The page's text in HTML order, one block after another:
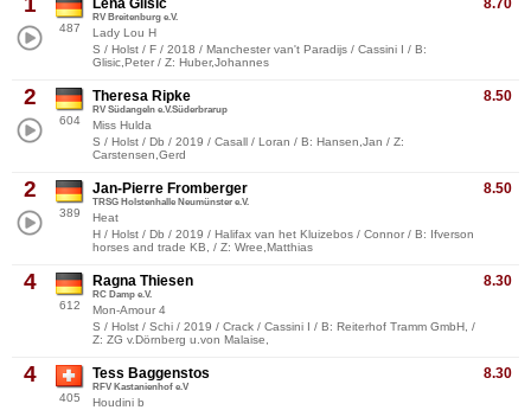
487
8.70
Lena Glisic
RV Breitenburg e.V.
Lady Lou H
S / Holst / F / 2018 / Manchester van't Paradijs / Cassini I / B:
Glisic,Peter / Z: Huber,Johannes
2
604
8.50
Theresa Ripke
RV Südangeln e.V.Süderbrarup
Miss Hulda
S / Holst / Db / 2019 / Casall / Loran / B: Hansen,Jan / Z:
Carstensen,Gerd
2
389
8.50
Jan-Pierre Fromberger
TRSG Holstenhalle Neumünster e.V.
Heat
H / Holst / Db / 2019 / Halifax van het Kluizebos / Connor / B: Ifverson
horses and trade KB, / Z: Wree,Matthias
4
612
8.30
Ragna Thiesen
RC Damp e.V.
Mon-Amour 4
S / Holst / Schi / 2019 / Crack / Cassini I / B: Reiterhof Tramm GmbH, /
Z: ZG v.Dörnberg u.von Malaise,
4
405
8.30
Tess Baggenstos
RFV Kastanienhof e.V
Houdini b